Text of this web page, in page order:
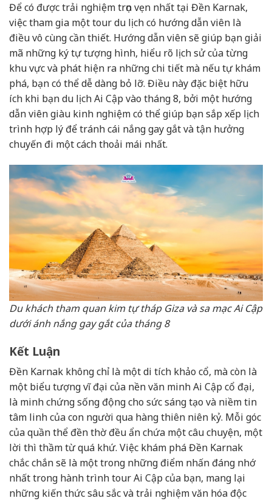
Để có được trải nghiệm trọn vẹn nhất tại Đền Karnak,
việc tham gia một tour du lịch có hướng dẫn viên là
điều vô cùng cần thiết. Hướng dẫn viên sẽ giúp bạn giải
mã những ký tự tượng hình, hiểu rõ lịch sử của từng
khu vực và phát hiện ra những chi tiết mà nếu tự khám
phá, bạn có thể dễ dàng bỏ lỡ. Điều này đặc biệt hữu
ích khi bạn du lịch Ai Cập vào tháng 8, bởi một hướng
dẫn viên giàu kinh nghiệm có thể giúp bạn sắp xếp lịch
trình hợp lý để tránh cái nắng gay gắt và tận hưởng
chuyến đi một cách thoải mái nhất.
Du khách tham quan kim tự tháp Giza và sa mạc Ai Cập
dưới ánh nắng gay gắt của tháng 8
Kết Luận
Đền Karnak không chỉ là một di tích khảo cổ, mà còn là
một biểu tượng vĩ đại của nền văn minh Ai Cập cổ đại,
là minh chứng sống động cho sức sáng tạo và niềm tin
tâm linh của con người qua hàng thiên niên kỷ. Mỗi góc
của quần thể đền thờ đều ẩn chứa một câu chuyện, một
lời thì thầm từ quá khứ. Việc khám phá Đền Karnak
chắc chắn sẽ là một trong những điểm nhấn đáng nhớ
nhất trong hành trình tour Ai Cập của bạn, mang lại
những kiến thức sâu sắc và trải nghiệm văn hóa độc